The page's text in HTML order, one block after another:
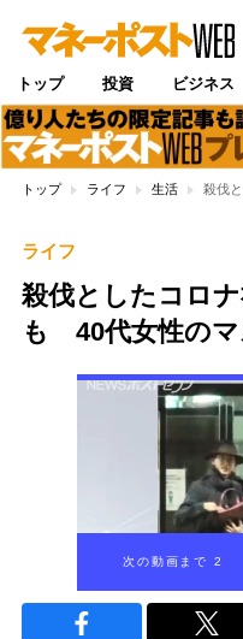
トップ 投資 ビジネス
トップ ライフ 生活 殺伐
ライフ
殺伐としたコロ
も 40代女性のマ
次の動画まで 1